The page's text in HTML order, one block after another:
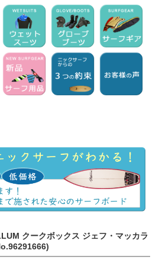
クークボックス ジェフ・マッカラ